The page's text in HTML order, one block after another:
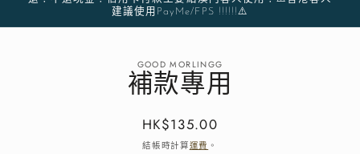
建議使用PayMe/FPS !!!!!!⚠️
GOOD MORLINGG
補款專用
定
價
HK$135.00
結帳時計算運費 。